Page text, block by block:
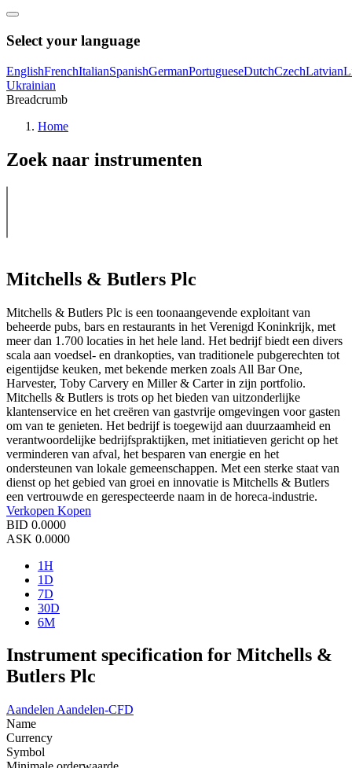
Select your language
EnglishFrenchItalianSpanishGermanPortugueseDutchCzechLatvian
Ukrainian
Breadcrumb
Home
Zoek naar instrumenten
Mitchells & Butlers Plc
Mitchells & Butlers Plc is een toonaangevende exploitant van
beheerde pubs, bars en restaurants in het Verenigd Koninkrijk, met
meer dan 1.700 locaties in het hele land. Het bedrijf biedt een divers
scala aan voedsel- en drankopties, van traditionele pubgerechten tot
eigentijdse keuken, met bekende merken zoals All Bar One,
Harvester, Toby Carvery en Miller & Carter in zijn portfolio.
Mitchells & Butlers is trots op het bieden van uitzonderlijke
klantenservice en het creëren van gastvrije omgevingen voor gasten
om van te genieten. Het bedrijf is toegewijd aan duurzaamheid en
verantwoordelijke bedrijfspraktijken, met initiatieven gericht op het
verminderen van afval, het besparen van energie en het
ondersteunen van lokale gemeenschappen. Met een sterke staat van
dienst op het gebied van groei en innovatie is Mitchells & Butlers
een vertrouwde en gerespecteerde naam in de horeca-industrie.
Verkopen Kopen
BID 0.0000
ASK 0.0000
1H
1D
7D
30D
6M
Instrument specification for Mitchells &
Butlers Plc
Aandelen Aandelen-CFD
Name
Currency
Symbol